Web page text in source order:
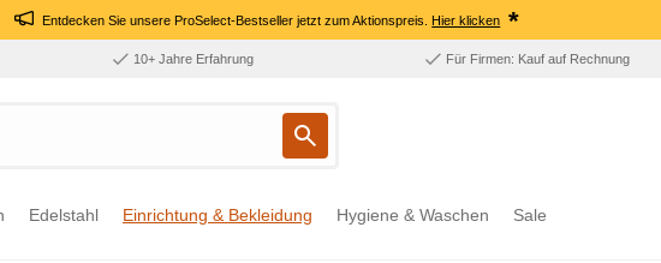
Entdecken Sie unsere ProSelect-Bestseller jetzt zum Aktionspreis.Hier klicken *
10+ Jahre Erfahrung Für Firmen: Kauf auf Rechnung
Edelstahl Einrichtung & Bekleidung Hygiene & Waschen Sale